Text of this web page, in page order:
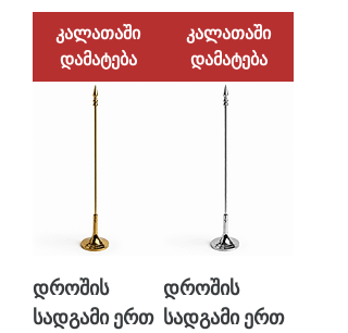
კალათაში
დამატება
კალათაში
დამატება
დროშის
სადგამი ერთ
დროშის
სადგამი ერთ